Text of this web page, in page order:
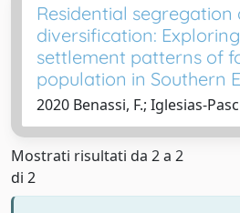
Residential segregation
diversification:
settlement patterns of
population in Southern
2020 Benassi, F.; Iglesias-
Mostrati risultati da 2 a 2
di 2